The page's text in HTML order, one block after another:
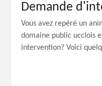
Demande
Vous avez repéré un
domaine public ucclois
intervention? Voici